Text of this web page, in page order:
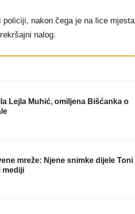
nakon čega je na lice mjesta
nalog.
Lejla Muhić, omiljena Bišćanka o
mreže: Njene snimke dijele Toni
mediji